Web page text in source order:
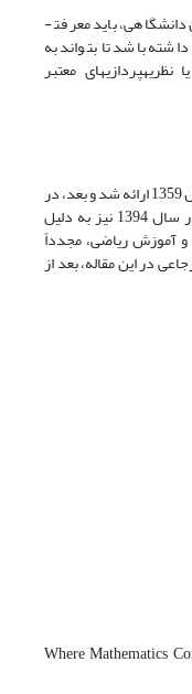
· آموزش ریاضی نیز مانند هر دیسیپلین دانشگاهی، باید معرفت­
باشد تا بتواند به
معتبر
این مقاله ابتدا به صورت سخنرانی، در سال 1359 ارائه شد و بعد، در
نشریه فرهنگ و اندیشه ریاضی چاپ شد. در سال 1394 نیز به دلیل
آموزش ریاضی، مجدداً
در این مقاله، بعد از
Where Mathematics